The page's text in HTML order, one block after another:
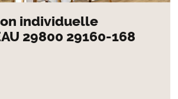
individuelle
29800 29160-168